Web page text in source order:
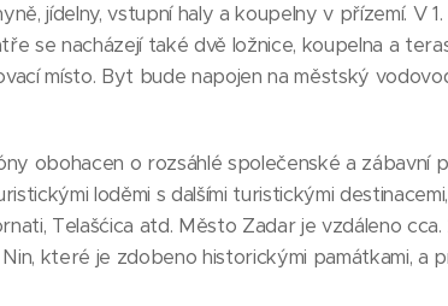
jídelny, vstupní haly a koupelny v přízemí. V
se nacházejí také dvě ložnice, koupelna a
místo. Byt bude napojen na městský
obohacen o rozsáhlé společenské a zábavní
loděmi s dalšími turistickými
Telašćica atd. Město Zadar je vzdáleno
které je zdobeno historickými památkami, a